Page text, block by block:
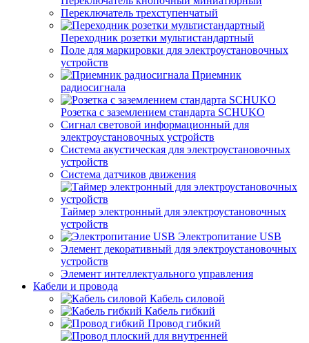
Переключатель трехступенчатый
Переходник розетки мультистандартный
Поле для маркировки для электроустановочных
устройств
Приемник
радиосигнала
Розетка с заземлением стандарта SCHUKO
Сигнал световой информационный для
электроустановочных устройств
Система акустическая для электроустановочных
устройств
Система датчиков движения
Таймер электронный для электроустановочных
устройств
Электропитание USB
Элемент декоративный для электроустановочных
устройств
Элемент интеллектуального управления
Кабели и провода
Кабель силовой
Кабель гибкий
Провод гибкий